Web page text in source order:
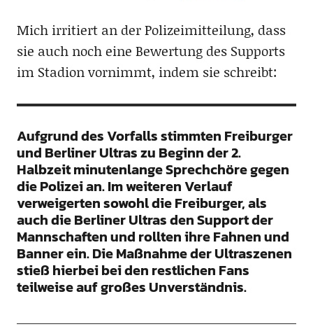
Mich irritiert an der Polizeimitteilung, dass
sie auch noch eine Bewertung des Supports
im Stadion vornimmt, indem sie schreibt:
Aufgrund des Vorfalls stimmten Freiburger
und Berliner Ultras zu Beginn der 2.
Halbzeit minutenlange Sprechchöre gegen
die Polizei an. Im weiteren Verlauf
verweigerten sowohl die Freiburger, als
auch die Berliner Ultras den Support der
Mannschaften und rollten ihre Fahnen und
Banner ein. Die Maßnahme der Ultraszenen
stieß hierbei bei den restlichen Fans
teilweise auf großes Unverständnis.